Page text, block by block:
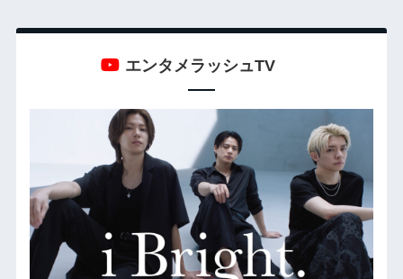
エンタメラッシュTV